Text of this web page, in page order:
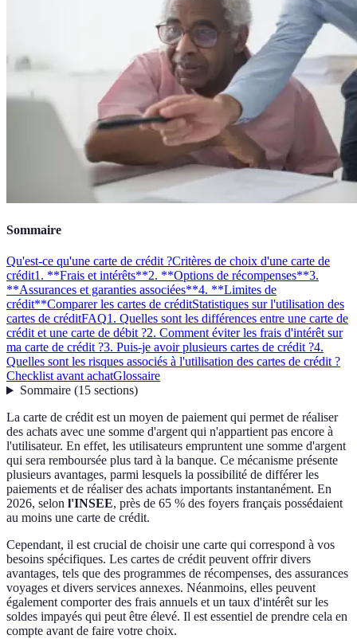
Sommaire
Qu'est-ce qu'une carte de crédit ?Critères de choix d'une carte de
crédit1. **Frais et intérêts**2. **Options de récompenses**3.
**Assurances et garanties associées**4. **Limites de
crédit**Comparer les cartes de créditStatistiques sur l'utilisation des
cartes de créditFAQ1. Quelles sont les différences entre une carte de
crédit et une carte de débit ?2. Comment éviter les frais d'intérêt sur
ma carte de crédit ?3. Puis-je avoir plusieurs cartes de crédit ?4.
Quelles sont les risques associés à l'utilisation des cartes de crédit ?
Checklist avant achatGlossaire
Sommaire(15 sections)
La carte de crédit est un moyen de paiement qui permet de réaliser
des achats avec une somme d'argent qui n'appartient pas encore à
l'utilisateur. En effet, les utilisateurs empruntent une somme d'argent
qui sera remboursée plus tard à la banque. Ce mécanisme présente
plusieurs avantages, parmi lesquels la possibilité de différer les
paiements et de réaliser des achats importants instantanément. En
2026, selon l'INSEE, près de 65 % des foyers français possédaient
au moins une carte de crédit.
Cependant, il est crucial de choisir une carte qui correspond à vos
besoins spécifiques. Les cartes de crédit peuvent offrir divers
avantages, tels que des programmes de récompenses, des assurances
voyages et divers services annexes. Néanmoins, elles peuvent
également comporter des frais annuels et un taux d'intérêt sur les
soldes impayés qui peut être élevé. Il est essentiel de prendre cela en
compte avant de faire votre choix.